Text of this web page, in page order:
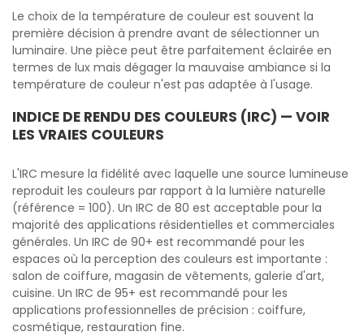
Le choix de la température de couleur est souvent la
première décision à prendre avant de sélectionner un
luminaire. Une pièce peut être parfaitement éclairée en
termes de lux mais dégager la mauvaise ambiance si la
température de couleur n'est pas adaptée à l'usage.
INDICE DE RENDU DES COULEURS (IRC) — VOIR
LES VRAIES COULEURS
L'IRC mesure la fidélité avec laquelle une source lumineuse
reproduit les couleurs par rapport à la lumière naturelle
(référence = 100). Un IRC de 80 est acceptable pour la
majorité des applications résidentielles et commerciales
générales. Un IRC de 90+ est recommandé pour les
espaces où la perception des couleurs est importante :
salon de coiffure, magasin de vêtements, galerie d'art,
cuisine. Un IRC de 95+ est recommandé pour les
applications professionnelles de précision : coiffure,
cosmétique, restauration fine.